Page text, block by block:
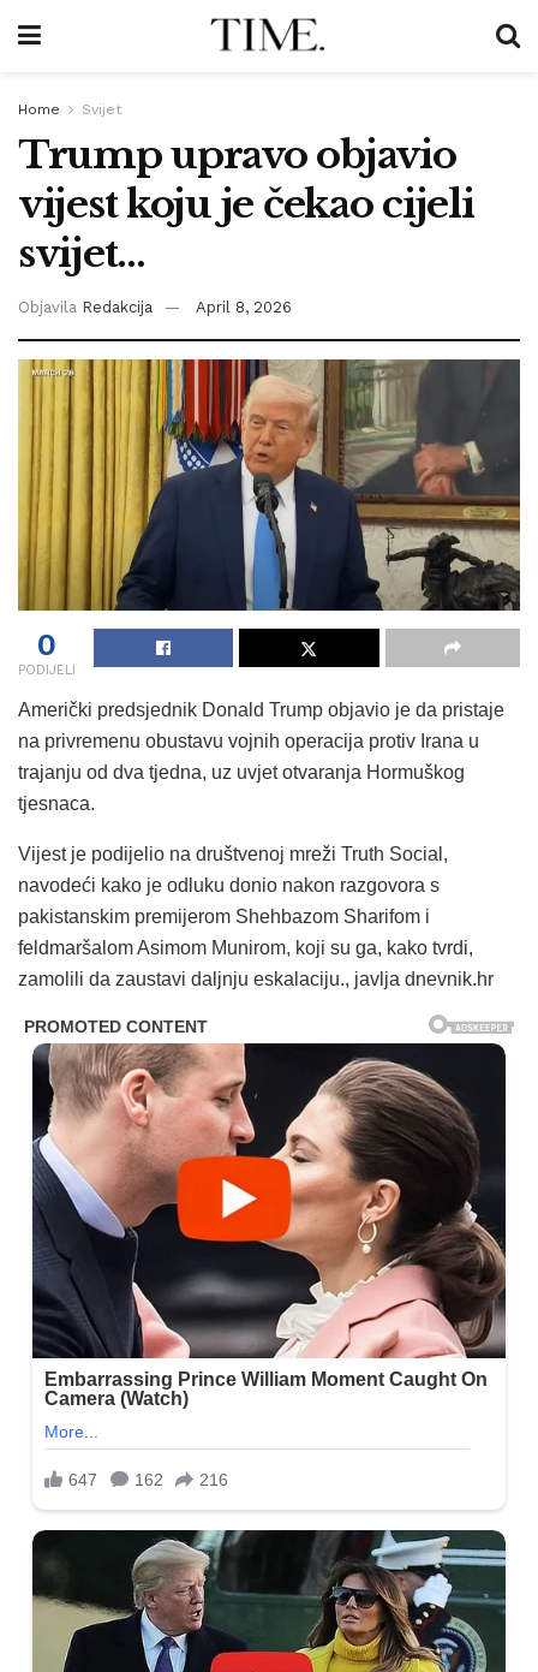
Home Svijet
Trump upravo objavio
vijest koju je čekao cijeli
svijet…
Objavila Redakcija April 8, 2026
0
PODIJELI
Američki predsjednik Donald Trump objavio je da pristaje
na privremenu obustavu vojnih operacija protiv Irana u
trajanju od dva tjedna, uz uvjet otvaranja Hormuškog
tjesnaca.
Vijest je podijelio na društvenoj mreži Truth Social,
navodeći kako je odluku donio nakon razgovora s
pakistanskim premijerom Shehbazom Sharifom i
feldmaršalom Asimom Munirom, koji su ga, kako tvrdi,
zamolili da zaustavi daljnju eskalaciju., javlja dnevnik.hr